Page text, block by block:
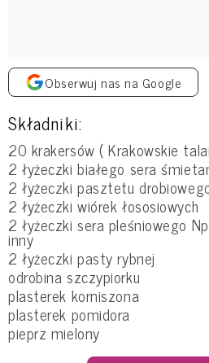
Obserwuj nas na Google
Składniki:
20 krakersów ( Krakowskie
2 łyżeczki białego sera
2 łyżeczki pasztetu
2 łyżeczki wiórek łososiowych
2 łyżeczki sera pleśniowego
inny
2 łyżeczki pasty rybnej
odrobina szczypiorku
plasterek korniszona
plasterek pomidora
pieprz mielony